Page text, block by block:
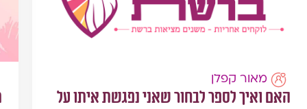
מאור קפלן
האם ואיך לספר לבחור שאני נפגשת איתו על